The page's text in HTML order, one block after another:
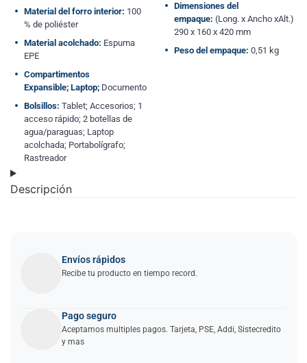
Material del forro interior: 100
% de poliéster
Material acolchado: Espuma
EPE
Compartimentos
Expansible; Laptop; Documento
Bolsillos: Tablet; Accesorios; 1
acceso rápido; 2 botellas de
agua/paraguas; Laptop
acolchada; Portabolígrafo;
Rastreador
Dimensiones del
empaque: (Long. x Ancho xAlt.)
290 x 160 x 420 mm
Peso del empaque: 0,51 kg
Descripción
Envíos rápidos
Recibe tu producto en tiempo record.
Pago seguro
Aceptamos multiples pagos. Tarjeta, PSE, Addi, Sistecredito
y mas